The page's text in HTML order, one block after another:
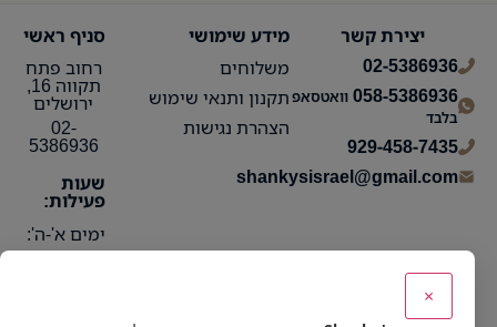
מידע שימושי
משלוחים
תקנון ותנאי שימוש
הצהרת נגישות
סניף ראשי
רחוב פתח
תקווה 16,
ירושלים
02-
5386936
שעות
פעילות:
ימים א'-ה':
יצירת קשר
02-5386936
058-5386936 וואטסאפ
בלבד
929-458-7435
shankysisrael@gmail.com
×